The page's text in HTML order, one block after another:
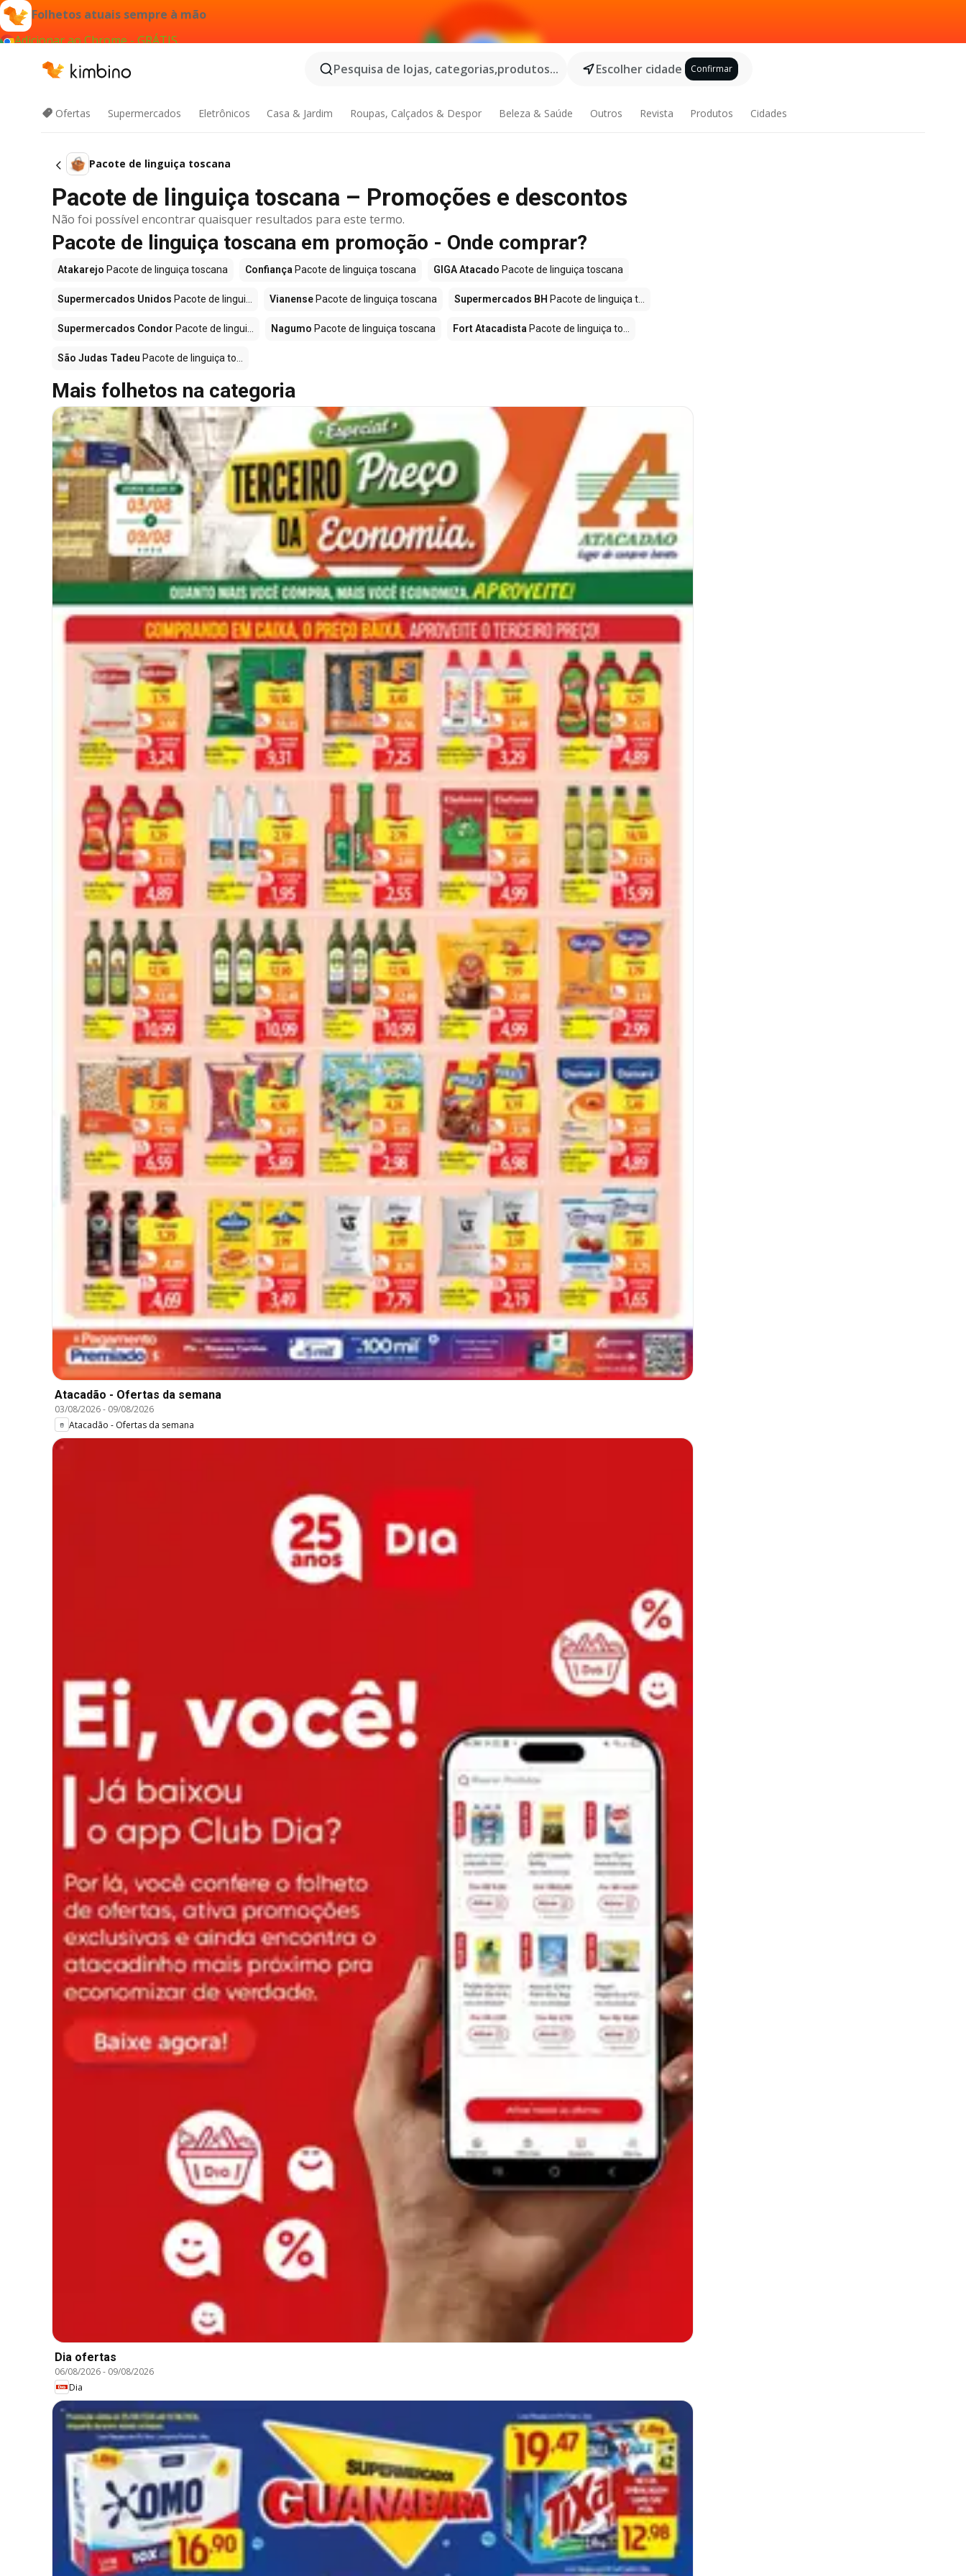
Folhetos atuais sempre à mão
Adicionar ao Chrome - GRÁTIS
Pesquisa de lojas, categorias,produtos...
Escolher cidade Confirmar
Ofertas Supermercados Eletrônicos Casa & Jardim Roupas, Calçados & Despor Beleza & Saúde Outros Revista Produtos Cidades
Pacote de linguiça toscana
Pacote de linguiça toscana – Promoções e descontos
Não foi possível encontrar quaisquer resultados para este termo.
Pacote de linguiça toscana em promoção - Onde comprar?
Atakarejo Pacote de linguiça toscana Confiança Pacote de linguiça toscana GIGA Atacado Pacote de linguiça toscana
Supermercados Unidos Pacote de lingui... Vianense Pacote de linguiça toscana Supermercados BH Pacote de linguiça t...
Supermercados Condor Pacote de lingui... Nagumo Pacote de linguiça toscana Fort Atacadista Pacote de linguiça to...
São Judas Tadeu Pacote de linguiça to...
Mais folhetos na categoria
Atacadão - Ofertas da semana
03/08/2026- 09/08/2026
Atacadão - Ofertas da semana
Dia ofertas
06/08/2026- 09/08/2026
Dia